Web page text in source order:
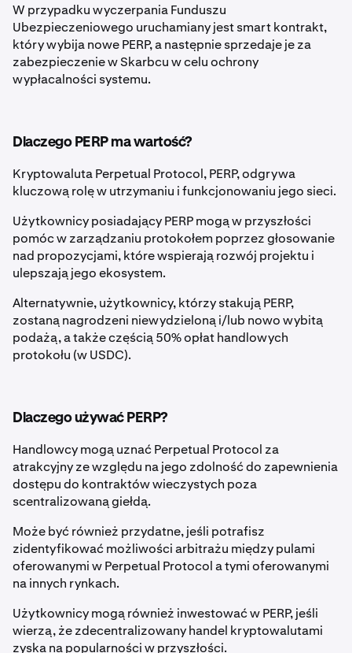
W przypadku wyczerpania Funduszu
Ubezpieczeniowego uruchamiany jest smart kontrakt,
który wybija nowe PERP, a następnie sprzedaje je za
zabezpieczenie w Skarbcu w celu ochrony
wypłacalności systemu.
Dlaczego PERP ma wartość?
Kryptowaluta Perpetual Protocol, PERP, odgrywa
kluczową rolę w utrzymaniu i funkcjonowaniu jego sieci.
Użytkownicy posiadający PERP mogą w przyszłości
pomóc w zarządzaniu protokołem poprzez głosowanie
nad propozycjami, które wspierają rozwój projektu i
ulepszają jego ekosystem.
Alternatywnie, użytkownicy, którzy stakują PERP,
zostaną nagrodzeni niewydzieloną i/lub nowo wybitą
podażą, a także częścią 50% opłat handlowych
protokołu (w USDC).
Dlaczego używać PERP?
Handlowcy mogą uznać Perpetual Protocol za
atrakcyjny ze względu na jego zdolność do zapewnienia
dostępu do kontraktów wieczystych poza
scentralizowaną giełdą.
Może być również przydatne, jeśli potrafisz
zidentyfikować możliwości arbitrażu między pulami
oferowanymi w Perpetual Protocol a tymi oferowanymi
na innych rynkach.
Użytkownicy mogą również inwestować w PERP, jeśli
wierzą, że zdecentralizowany handel kryptowalutami
zyska na popularności w przyszłości.